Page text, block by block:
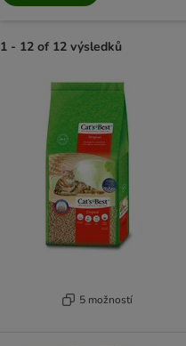
1 - 12 of 12 výsledků
5 možností